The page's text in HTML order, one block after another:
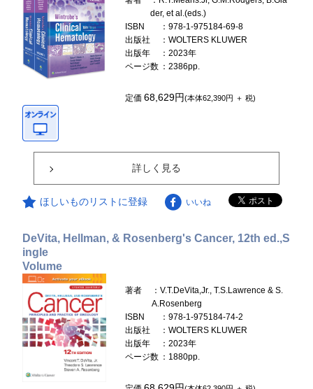
der, et al.(eds.)
ISBN
：978-1-975184-69-8
出版社
：WOLTERS KLUWER
出版年
：2023年
ページ数 ：2386pp.
定価68,629円(本体62,390円 ＋ 税)
詳しく見る
ほしいものリストに登録 いいね
DeVita, Hellman, & Rosenberg's Cancer, 12th ed.,S
ingle
Volume
著者
：V.T.DeVita,Jr., T.S.Lawrence & S.
A.Rosenberg
ISBN
：978-1-975184-74-2
出版社
：WOLTERS KLUWER
出版年
：2023年
ページ数 ：1880pp.